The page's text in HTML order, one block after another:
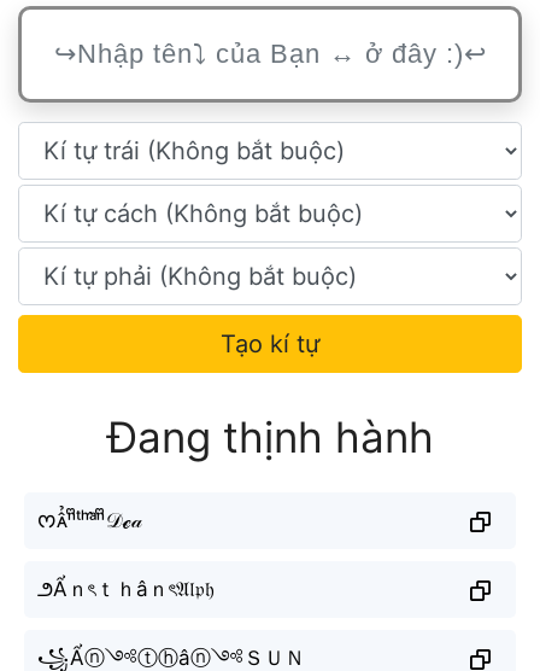
Tạo kí tự
Đang thịnh hành
ᰔᴀ̂̉ⁿᩚᵗʰᵃ̂ⁿᩚ𝒟ℯ𝒶
౨Ẩｎৎｔｈâｎৎ𝔄𝔩𝔭𝔥
꧁Ẩⓝ༺ⓣⓗâⓝ༺ＳＵＮ